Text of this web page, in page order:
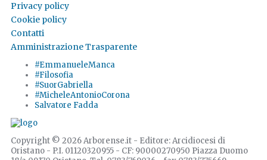
Privacy policy
Cookie policy
Contatti
Amministrazione Trasparente
#EmmanueleManca
#Filosofia
#SuorGabriella
#MicheleAntonioCorona
Salvatore Fadda
Copyright © 2026 Arborense.it - Editore: Arcidiocesi di
Oristano - P.I. 01120320955 - CF: 90000270950 Piazza Duomo